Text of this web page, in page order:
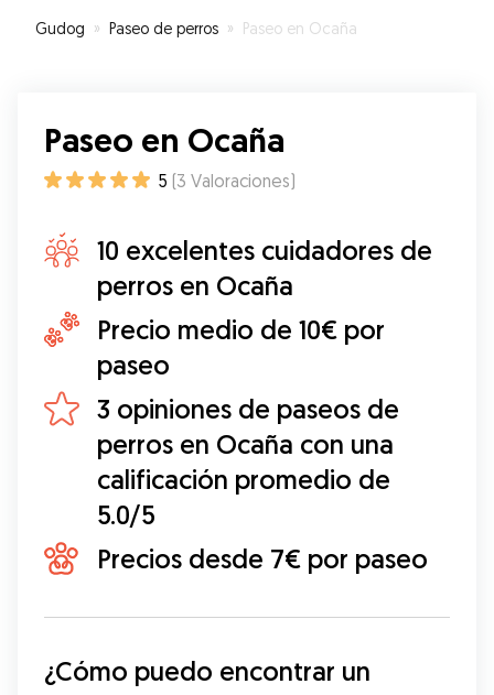
Gudog » Paseo de perros » Paseo en Ocaña
Paseo en Ocaña
5 (3 Valoraciones)
10 excelentes cuidadores de
perros en Ocaña
Precio medio de 10€ por
paseo
3 opiniones de paseos de
perros en Ocaña con una
calificación promedio de
5.0/5
Precios desde 7€ por paseo
¿Cómo puedo encontrar un